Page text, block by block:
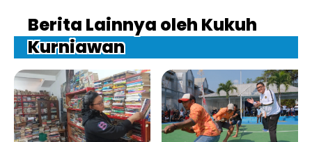
Berita Lainnya oleh Kukuh
Kurniawan